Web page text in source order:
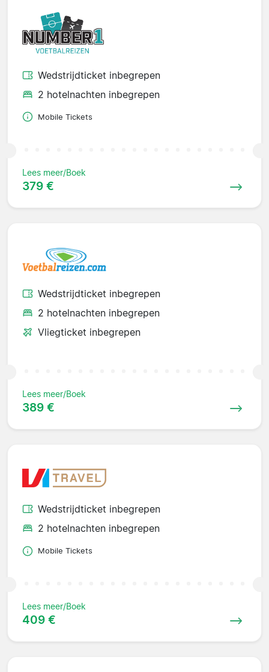
Wedstrijdticket inbegrepen
2 hotelnachten inbegrepen
Mobile Tickets
Lees meer/Boek
379 €
Wedstrijdticket inbegrepen
2 hotelnachten inbegrepen
Vliegticket inbegrepen
Lees meer/Boek
389 €
Wedstrijdticket inbegrepen
2 hotelnachten inbegrepen
Mobile Tickets
Lees meer/Boek
409 €